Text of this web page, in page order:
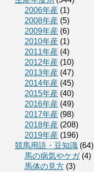
2006年産 (1)
2008年産 (5)
2009年産 (6)
2010年産 (1)
2011年産 (4)
2012年産 (10)
2013年産 (47)
2014年産 (45)
2015年産 (40)
2016年産 (49)
2017年産 (98)
2018年産 (208)
2019年産 (196)
競馬用語・豆知識 (64)
馬の病気やケガ(4)
馬体の見方 (3)